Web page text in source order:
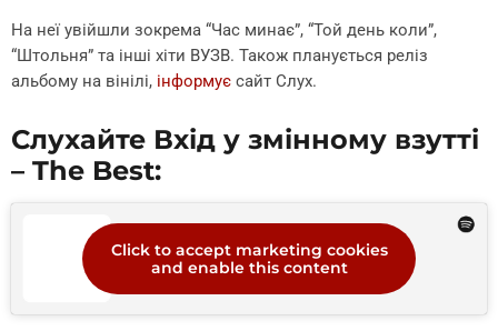
На неї увійшли зокрема “Час минає”, “Той день коли”,
“Штольня” та інші хіти ВУЗВ. Також планується реліз
альбому на вінілі, інформує сайт Слух.
Слухайте Вхід у змінному взутті
– The Best:
Click to accept marketing cookies
and enable this content